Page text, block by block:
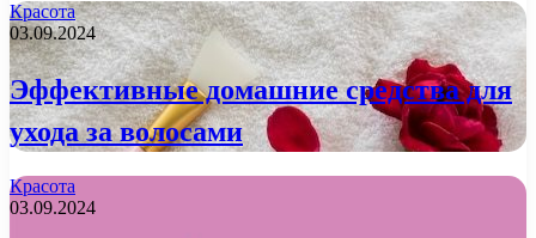
Красота
03.09.2024
Эффективные домашние средства для
ухода за волосами
Красота
03.09.2024